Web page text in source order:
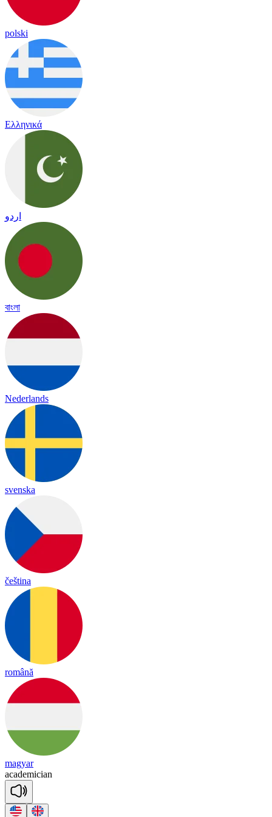
polski
Ελληνικά
اردو
বাংলা
Nederlands
svenska
čeština
română
magyar
academician